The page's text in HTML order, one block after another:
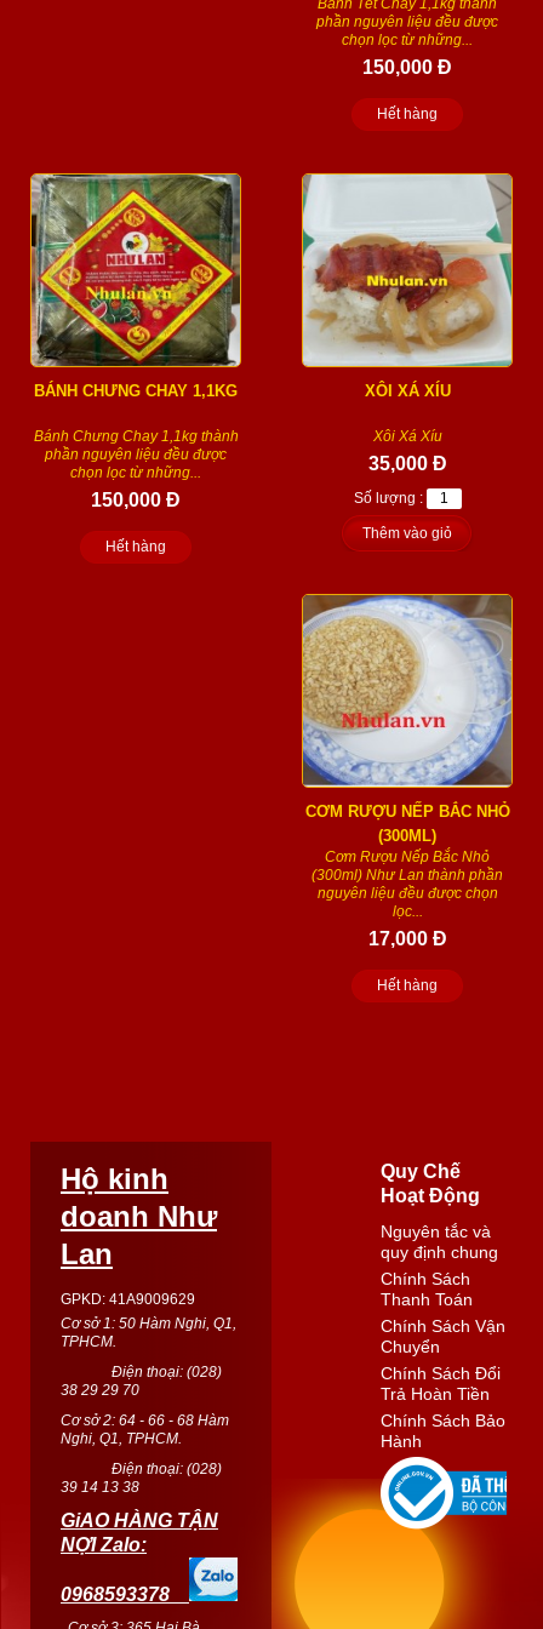
Bánh Tét Chay 1,1kg thành
phần nguyên liệu đều được
chọn lọc từ những...
150,000 Đ
Hết hàng
BÁNH CHƯNG CHAY 1,1KG
Bánh Chưng Chay 1,1kg thành
phần nguyên liệu đều được
chọn lọc từ những...
150,000 Đ
Hết hàng
XÔI XÁ XÍU
Xôi Xá Xíu
35,000 Đ
Số lượng :
Thêm vào giỏ
CƠM RƯỢU NẾP BẮC NHỎ
(300ML)
Cơm Rượu Nếp Bắc Nhỏ
(300ml) Như Lan thành phần
nguyên liệu đều được chọn
lọc...
17,000 Đ
Hết hàng
Hộ kinh
doanh Như
Lan
GPKD: 41A9009629
Cơ sở 1: 50 Hàm Nghi, Q1,
TPHCM.
Điện thoại: (028)
38 29 29 70
Cơ sở 2: 64 - 66 - 68 Hàm
Nghi, Q1, TPHCM.
Điện thoại: (028)
39 14 13 38
GiAO HÀNG TẬN
NỢI Zalo:
0968593378
Quy Chế
Hoạt Động
Nguyên tắc và
quy định chung
Chính Sách
Thanh Toán
Chính Sách Vận
Chuyển
Chính Sách Đổi
Trả Hoàn Tiền
Chính Sách Bảo
Hành